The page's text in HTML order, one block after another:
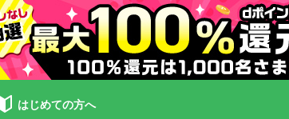
はじめての方へ